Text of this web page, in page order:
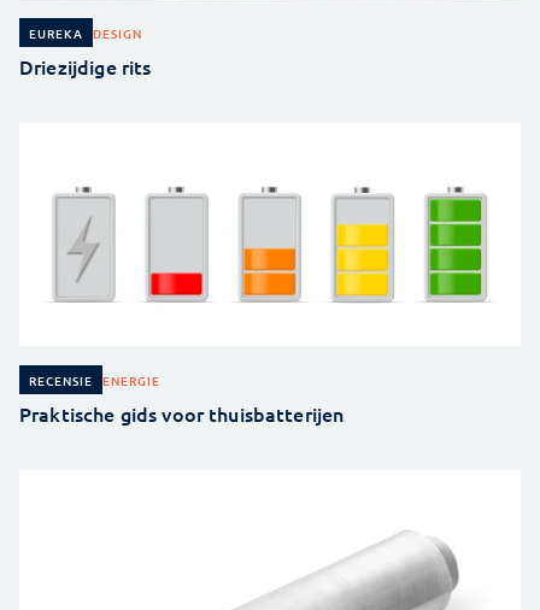
EUREKA DESIGN
Driezijdige rits
RECENSIE ENERGIE
Praktische gids voor thuisbatterijen